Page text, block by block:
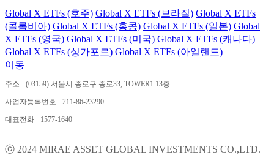
Global X ETFs (호주) Global X ETFs (브라질) Global X ETFs
(콜롬비아) Global X ETFs (홍콩) Global X ETFs (일본) Global
X ETFs (영국) Global X ETFs (미국) Global X ETFs (캐나다)
Global X ETFs (싱가포르) Global X ETFs (아일랜드)
이동
주소 (03159) 서울시 종로구 종로33, TOWER1 13층
사업자등록번호 211-86-23290
대표전화 1577-1640
ⓒ 2024 MIRAE ASSET GLOBAL INVESTMENTS CO.,LTD.